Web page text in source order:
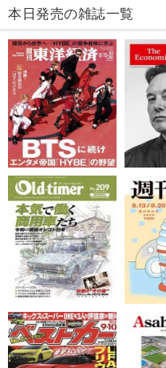
本日発売の雑誌一覧